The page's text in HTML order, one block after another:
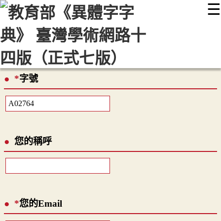
☰
::: 最新消息 常見問題 編輯說明
顯示模式
*字號
您的稱呼
*您的Email